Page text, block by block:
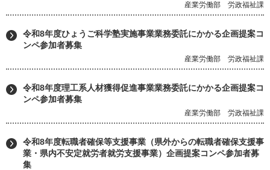
産業労働部 労政福祉課
令和8年度ひょうご科学塾実施事業業務委託にかかる企画提案コ
ンペ参加者募集
産業労働部 労政福祉課
令和8年度理工系人材獲得促進事業業務委託にかかる企画提案コ
ンペ参加者募集
産業労働部 労政福祉課
令和8年度転職者確保等支援事業（県外からの転職者確保支援事
業・県内不安定就労者就労支援事業）企画提案コンペ参加者募
集